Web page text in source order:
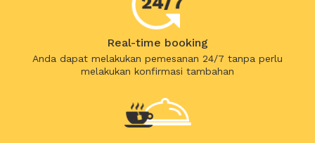
Real-time booking
Anda dapat melakukan pemesanan 24/7 tanpa perlu
melakukan konfirmasi tambahan